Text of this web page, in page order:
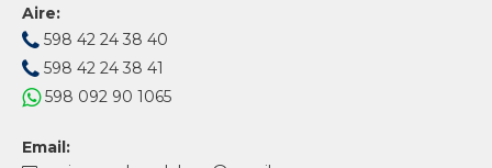
Aire:
598 42 24 38 40
598 42 24 38 41
598 092 90 1065
Email: